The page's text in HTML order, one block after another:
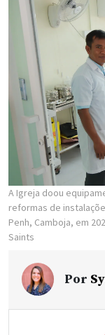
A Igreja doou
reformas de
Penh, Camboja, em
Saints
Por